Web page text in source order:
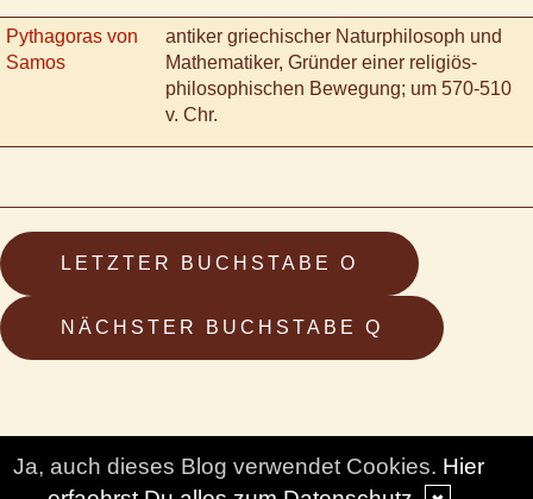
Pythagoras von
Samos
antiker griechischer Naturphilosoph und
Mathematiker, Gründer einer religiös-
philosophischen Bewegung; um 570-510
v. Chr.
LETZTER BUCHSTABE O
NÄCHSTER BUCHSTABE Q
Ja, auch dieses Blog verwendet Cookies. Hier